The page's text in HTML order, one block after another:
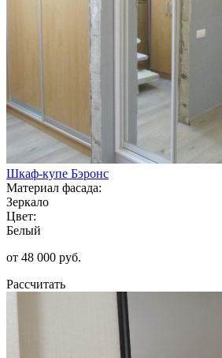
Шкаф-купе Бэронс
Материал фасада:
Зеркало
Цвет:
Белый
от 48 000 руб.
Рассчитать